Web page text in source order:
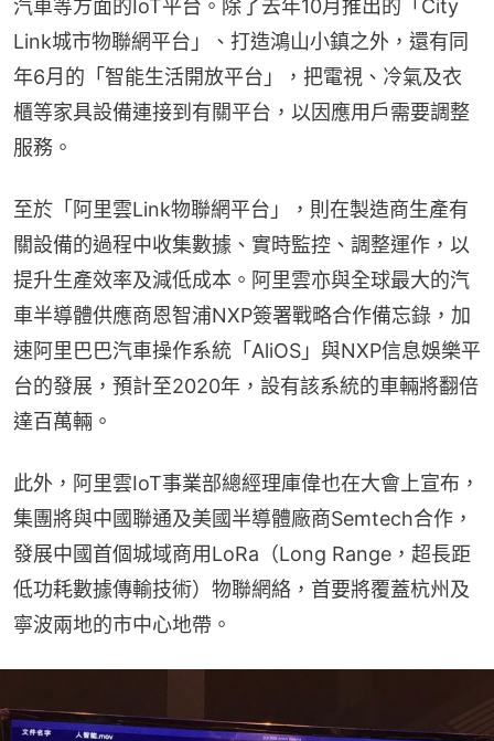
汽車等方面的IoT平台。除了去年10月推出的「City
Link城市物聯網平台」、打造鴻山小鎮之外，還有同
年6月的「智能生活開放平台」，把電視、冷氣及衣
櫃等家具設備連接到有關平台，以因應用戶需要調整
服務。
至於「阿里雲Link物聯網平台」，則在製造商生產有
關設備的過程中收集數據、實時監控、調整運作，以
提升生產效率及減低成本。阿里雲亦與全球最大的汽
車半導體供應商恩智浦NXP簽署戰略合作備忘錄，加
速阿里巴巴汽車操作系統「AliOS」與NXP信息娛樂平
台的發展，預計至2020年，設有該系統的車輛將翻倍
達百萬輛。
此外，阿里雲IoT事業部總經理庫偉也在大會上宣布，
集團將與中國聯通及美國半導體廠商Semtech合作，
發展中國首個城域商用LoRa（Long Range，超長距
低功耗數據傳輸技術）物聯網絡，首要將覆蓋杭州及
寧波兩地的市中心地帶。